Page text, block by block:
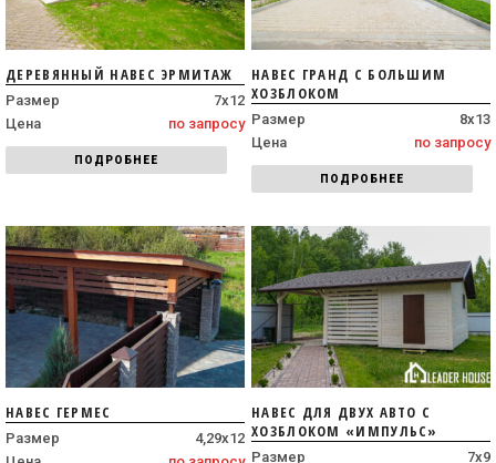
ДЕРЕВЯННЫЙ НАВЕС ЭРМИТАЖ
Размер
7х12
Цена
по запросу
ПОДРОБНЕЕ
НАВЕС ГРАНД С БОЛЬШИМ
ХОЗБЛОКОМ
Размер
8х13
Цена
по запросу
ПОДРОБНЕЕ
НАВЕС ГЕРМЕС
Размер
4,29х12
НАВЕС ДЛЯ ДВУХ АВТО С
ХОЗБЛОКОМ «ИМПУЛЬС»
Размер 7х9